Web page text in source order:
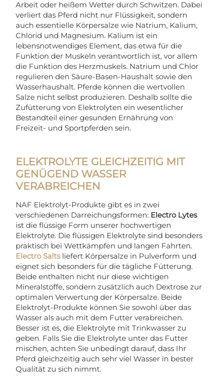
Arbeit oder heißem Wetter durch Schwitzen. Dabei
verliert das Pferd nicht nur Flüssigkeit, sondern
auch essentielle Körpersalze wie Natrium, Kalium,
Chlorid und Magnesium. Kalium ist ein
lebensnotwendiges Element, das etwa für die
Funktion der Muskeln verantwortlich ist, vor allem
die Funktion des Herzmuskels. Natrium und Chlor
regulieren den Säure-Basen-Haushalt sowie den
Wasserhaushalt. Pferde können die wertvollen
Salze nicht selbst produzieren. Deshalb sollte die
Zufütterung von Elektrolyten ein wesentlicher
Bestandteil einer gesunden Ernährung von
Freizeit- und Sportpferden sein.
ELEKTROLYTE GLEICHZEITIG MIT
GENÜGEND WASSER
VERABREICHEN
NAF Elektrolyt-Produkte gibt es in zwei
verschiedenen Darreichungsformen: Electro Lytes
ist die flüssige Form unserer hochwertigen
Elektrolyte. Die flüssigen Elektrolyte sind besonders
praktisch bei Wettkämpfen und langen Fahrten.
Electro Saltsliefert Körpersalze in Pulverform und
eignet sich besonders für die tägliche Fütterung.
Beide enthalten nicht nur diese wichtigen
Mineralstoffe, sondern zusätzlich auch Dextrose zur
optimalen Verwertung der Körpersalze. Beide
Elektrolyt-Produkte können Sie sowohl über das
Wasser als auch mit dem Futter verabreichen.
Besser ist es, die Elektrolyte mit Trinkwasser zu
geben. Falls Sie die Elektrolyte unter das Futter
mischen, achten Sie unbedingt darauf, dass Ihr
Pferd gleichzeitig auch sehr viel Wasser in bester
Qualität zu sich nimmt.